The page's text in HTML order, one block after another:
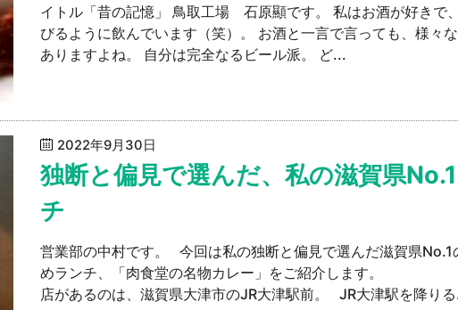
イトル「昔の記憶」 鳥取工場 石原顯です。 私はお酒が好きで
びるように飲んでいます（笑）。 お酒と一言で言っても、様々
ありますよね。 自分は完全なるビール派。 ど...
2022年9月30日
独断と偏見で選んだ、私の滋賀県
チ
営業部の中村です。 今回は私の独断と偏見で選んだ滋賀県No.1
めランチ、「肉食堂の名物カレー」をご紹介します。
店があるのは、滋賀県大津市のJR大津駅前。 JR大津駅を降り